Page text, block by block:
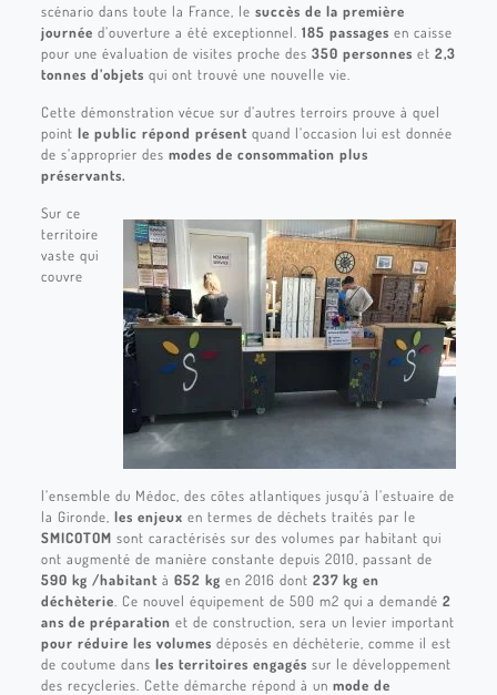
scénario dans toute la France, le succès de la première
journée d’ouverture a été exceptionnel. 185 passages en caisse
pour une évaluation de visites proche des 350 personnes et 2,3
tonnes d’objets qui ont trouvé une nouvelle vie.
Cette démonstration vécue sur d’autres terroirs prouve à quel
point le public répond présentquand l’occasion lui est donnée
de s’approprier des modes de consommation plus
préservants.
Sur ce
territoire
vaste qui
couvre
l’ensemble du Médoc, des côtes atlantiques jusqu’à l’estuaire de
la Gironde, les enjeux en termes de déchets traités par le
SMICOTOM sont caractérisés sur des volumes par habitant qui
ont augmenté de manière constante depuis 2010, passant de
590 kg /habitantà 652 kg en 2016 dont 237 kg en
déchèterie . Ce nouvel équipement de 500 m2 qui a demandé 2
ans de préparation et de construction, sera un levier important
pour réduire les volumes déposés en déchèterie, comme il est
de coutume dans les territoires engagés sur le développement
des recycleries. Cette démarche répond à un mode de